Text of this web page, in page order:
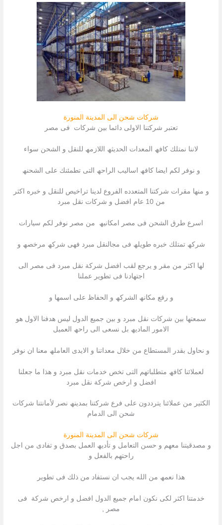
شركات شحن الى المدينة المنورة
تعتبر شركتنا الاولى دائما بین شركات فى مصر
لاننا نمتلك كافھ المعدات الحدیثھ اللازمھ للنقل و الشحن سواء
و نوفر لكم ایضا كافھ اسالیب الراحھ التى تطمئنك على الشحنھ
و منھا مقرات شركتنا المتعدده الفروع لدینا تراخیص للنقل و خبره اكثر
من 10 عام افضل و شركات نقل مبرد
اسرع طرق الشحن فى مصر امكانیھ من مصر نوفر لكم سیارات
شركھ تمتلك خبره طویلھ فى مجالنقل مبرد فھى شركھ مرخصھ و
لھا اكثر من مقر و یرجع لقب افضل شركة نقل مبرد فى مصر الى
اجتھادنا فى تطویر عملنا
و رفع مكانھ الشركھ و الحفاظ على اسمھا و
سمعتھا بین شركات نقل مبرد و بین جمیع الدول لیس ھدفنا الاول ھو
الامور المادیھ بل نسعى الى راحھ العمیل
و نحاول بقدر المستطاع من خلال معداتنا و الایدى العاملھ معنا ان نوفر
لعملائنا كافھ متطلباتھم التى تخص خدمات نقل مبرد و ھذا ما جعلنا
افضل و ارخص شركة نقل مبرد
الكثیر من عملائنا یترددون على فرع شركتنا بمدینھ نصر لأمانتنا شركات
شحن الى الدمام
شركات شحن الى المدينة المنورة
و مصدقیتنا معھم و حسن التعامل و تأدیھ العمل بصدق و تفادى من اجل
راحتھم بالفعل و
ھذا نعمھ من الله یجب ان نستفاد من ذلك فى تطویر
خدمتنا اكثر لكى نكون امام جمیع الدول افضل و ارخص شركة فى
مصر ,